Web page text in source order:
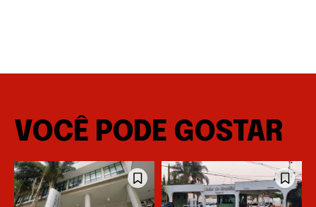
VOCÊ PODE GOSTAR